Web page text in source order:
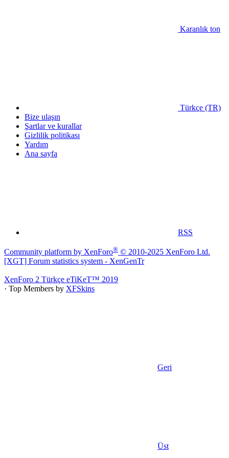
Karanlık ton
Türkçe (TR)
Bize ulaşın
Şartlar ve kurallar
Gizlilik politikası
Yardım
Ana sayfa
RSS
Community platform by XenForo® © 2010-2025 XenForo Ltd.
[XGT] Forum statistics system - XenGenTr
XenForo 2 Türkçe eTiKeT™ 2019
· Top Members by XFSkins
Geri
Üst